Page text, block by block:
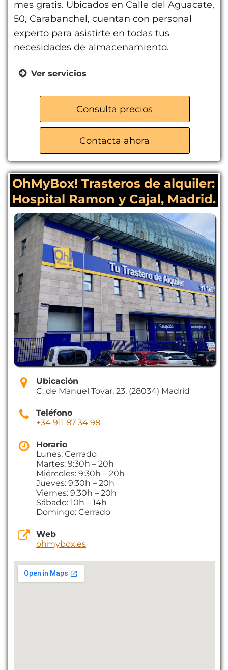
mes gratis. Ubicados en Calle del Aguacate,
50, Carabanchel, cuentan con personal
experto para asistirte en todas tus
necesidades de almacenamiento.
Ver servicios
Videovigilancia
Carga y descarga
Carros y montacargas
App de acceso
Punto de recarga eléctrico
Consulta precios
Contacta ahora
OhMyBox! Trasteros de alquiler:
Hospital Ramon y Cajal, Madrid.
Ubicación
C. de Manuel Tovar, 23, (28034) Madrid
Teléfono
+34 911 87 34 98
Horario
Lunes: Cerrado
Martes: 9:30h – 20h
Miércoles: 9:30h – 20h
Jueves: 9:30h – 20h
Viernes: 9:30h – 20h
Sábado: 10h – 14h
Domingo: Cerrado
Web
ohmybox.es